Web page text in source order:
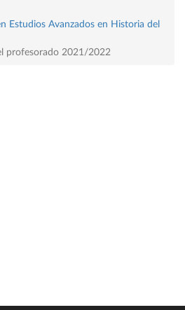
Estudios Avanzados en Historia del
profesorado 2021/2022